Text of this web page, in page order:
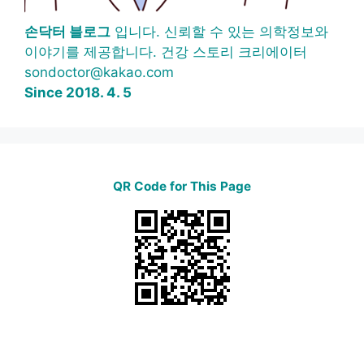
손닥터 블로그 입니다. 신뢰할 수 있는 의학정보와
이야기를 제공합니다. 건강 스토리 크리에이터
sondoctor@kakao.com
Since 2018. 4. 5
QR Code for This Page